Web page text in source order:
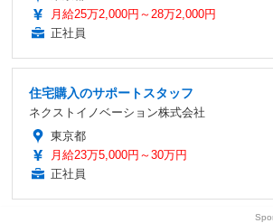
月給25万2,000円～28万2,000円
正社員
住宅購入のサポートスタッフ
ネクストイノベーション株式会社
東京都
月給23万5,000円～30万円
正社員